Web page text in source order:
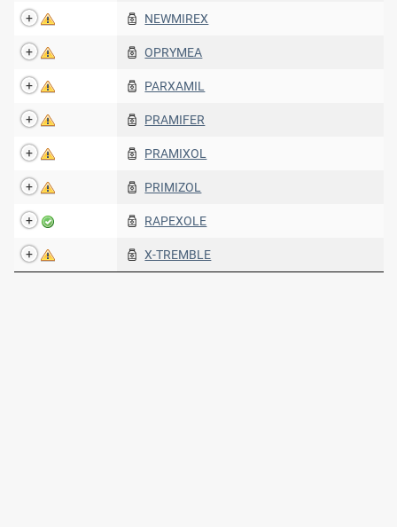
NEWMIREX
OPRYMEA
PARXAMIL
PRAMIFER
PRAMIXOL
PRIMIZOL
RAPEXOLE
X-TREMBLE